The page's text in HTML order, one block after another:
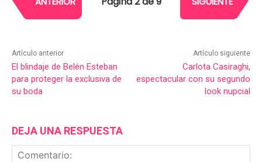
Artículo anterior
El blindaje de Belén Esteban
para proteger la exclusiva de
su boda
Artículo siguiente
Carlota Casiraghi,
espectacular con su segundo
look nupcial
DEJA UNA RESPUESTA